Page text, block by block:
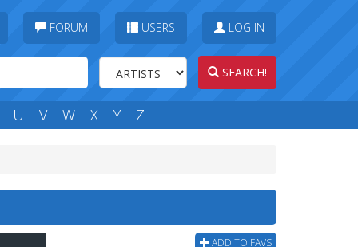
FORUM USERS LOG IN
SEARCH!
U V W X Y Z
ADD TO FAVS